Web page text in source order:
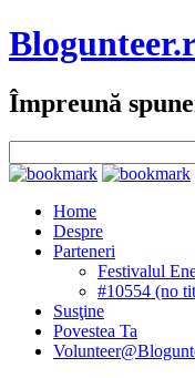
Împreună
Home
Despre
Parteneri
Festivalul
#10554 (no
Susţine
Povestea Ta